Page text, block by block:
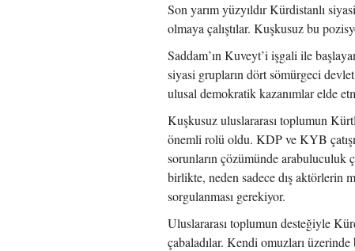
Son yarım yüzyıldır Kürdistanlı
olmaya çalıştılar. Kuşkusuz bu
Saddam’ın Kuveyt’i işgali ile
siyasi grupların dört sömürgeci
ulusal demokratik kazanımlar elde
Kuşkusuz uluslararası toplumun
önemli rolü oldu. KDP ve KYB
sorunların çözümünde arabuluculuk
birlikte, neden sadece dış aktörlerin
sorgulanması gerekiyor.
Uluslararası toplumun desteğiyle
çabaladılar. Kendi omuzları üzerinde